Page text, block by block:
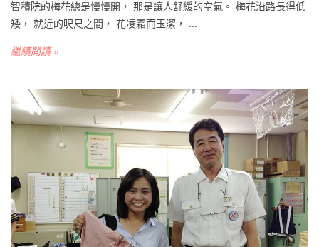
智積院的梅花總是慢慢開， 那是讓人舒緩的空氣。 梅花沿路長得低
矮， 就近的呎尺之間， 花凌霜而玉潔， ...
繼續閱讀 »